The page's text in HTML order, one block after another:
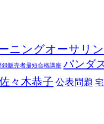
ニングオーサリ
録販売者最短合格講座 パンダ
々木恭子 公表問題